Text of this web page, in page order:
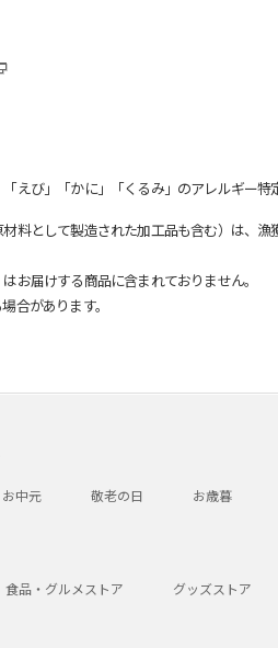
えび」「かに」「くるみ」のアレルギー特
料として製造された加工品も含む）は、
お届けする商品に含まれておりません。
合があります。
お中元 敬老の日 お歳暮
食品・グルメストア グッズストア